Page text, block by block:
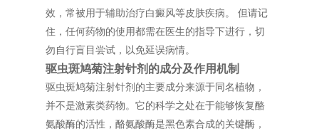
效，常被用于辅助治疗白癜风等皮肤疾病。 但请记
住，任何药物的使用都需在医生的指导下进行，切
勿自行盲目尝试，以免延误病情。
驱虫斑鸠菊注射针剂的成分及作用机制
驱虫斑鸠菊注射针剂的主要成分来源于同名植物，
并不是激素类药物。它的科学之处在于能够恢复酪
氨酸酶的活性，酪氨酸酶是黑色素合成的关键酶，